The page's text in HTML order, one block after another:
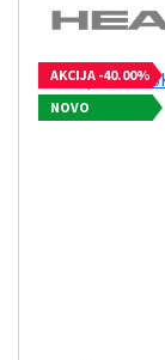
AKCIJA -40.00%
NOVO